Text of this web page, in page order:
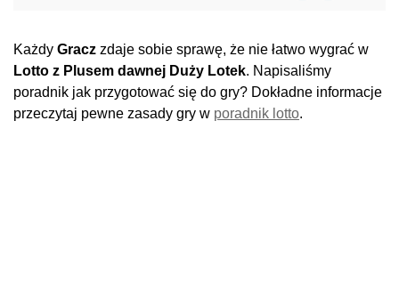
Każdy Gracz zdaje sobie sprawę, że nie łatwo wygrać w
Lotto z Plusem dawnej Duży Lotek. Napisaliśmy
poradnik jak przygotować się do gry? Dokładne informacje
przeczytaj pewne zasady gry w poradnik lotto.